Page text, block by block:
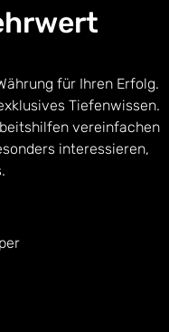
für Ihren Erfolg.
Tiefenwissen.
vereinfachen
interessieren,